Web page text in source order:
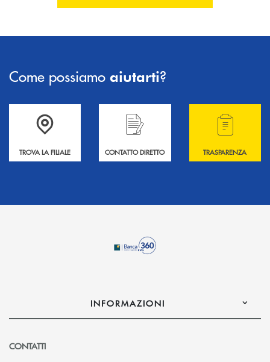
Come possiamo aiutarti?
Accedi all' elenco completo delle filiali .
TROVA LA FILIALE
Hai bisogno di informazioni? Contattaci !
CONTATTO DIRETTO
Hai bisogno di
TRASPARENZA
INFORMAZIONI
CONTATTI